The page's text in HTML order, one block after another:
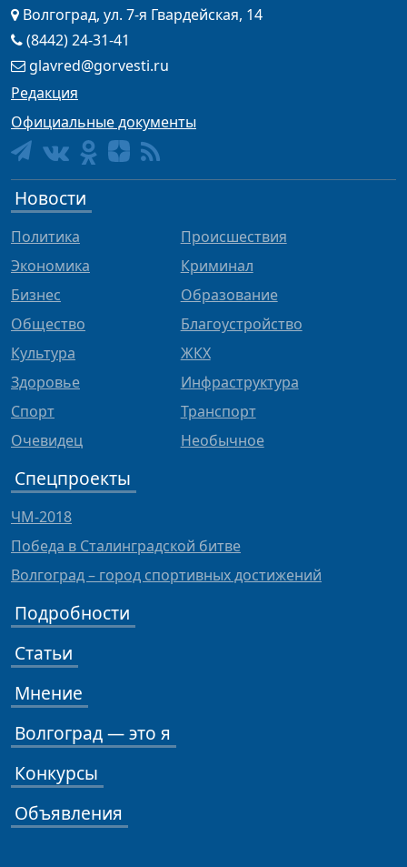
Волгоград, ул. 7-я Гвардейская, 14
(8442) 24-31-41
glavred@gorvesti.ru
Редакция
Официальные документы
Новости
Политика
Экономика
Бизнес
Общество
Культура
Здоровье
Спорт
Очевидец
Происшествия
Криминал
Образование
Благоустройство
ЖКХ
Инфраструктура
Транспорт
Необычное
Спецпроекты
ЧМ-2018
Победа в Сталинградской битве
Волгоград – город спортивных достижений
Подробности
Статьи
Мнение
Волгоград — это я
Конкурсы
Объявления